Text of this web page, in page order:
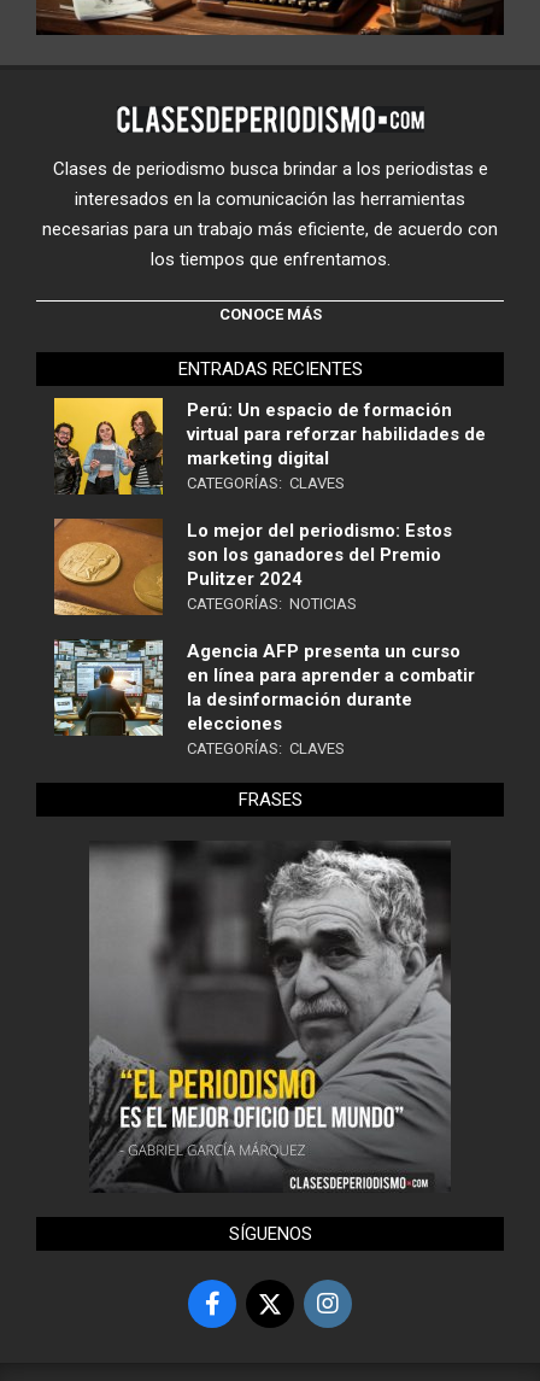
Clases de periodismo busca brindar a los periodistas e
interesados en la comunicación las herramientas
necesarias para un trabajo más eficiente, de acuerdo con
los tiempos que enfrentamos.
CONOCE MÁS
ENTRADAS RECIENTES
Perú: Un espacio de formación
virtual para reforzar habilidades de
marketing digital
CATEGORÍAS: CLAVES
Lo mejor del periodismo: Estos
son los ganadores del Premio
Pulitzer 2024
CATEGORÍAS: NOTICIAS
Agencia AFP presenta un curso
en línea para aprender a combatir
la desinformación durante
elecciones
CATEGORÍAS: CLAVES
FRASES
SÍGUENOS